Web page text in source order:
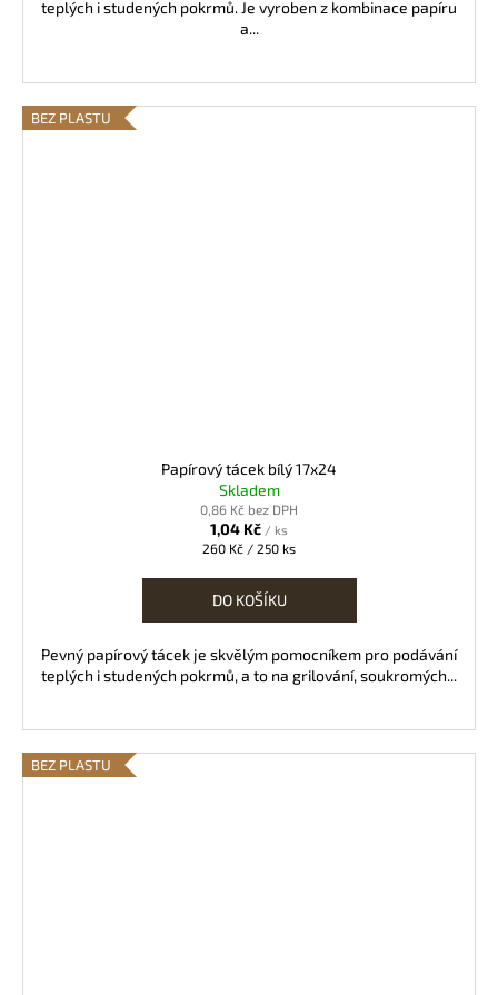
teplých i studených pokrmů. Je vyroben z kombinace papíru
a...
BEZ PLASTU
Papírový tácek bílý 17x24
Skladem
0,86 Kč bez DPH
1,04 Kč / ks
Měrná
260 Kč / 250 ks
DO KOŠÍKU
Pevný papírový tácek je skvělým pomocníkem pro podávání
teplých i studených pokrmů, a to na grilování, soukromých...
BEZ PLASTU